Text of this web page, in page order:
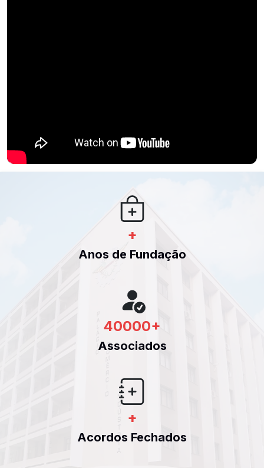
+
Anos de Fundação
40000+
Associados
+
Acordos Fechados